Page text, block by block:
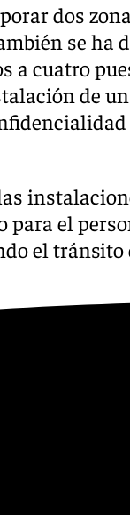
dos
se
a cuatro
de
para el
el
se ha
ha